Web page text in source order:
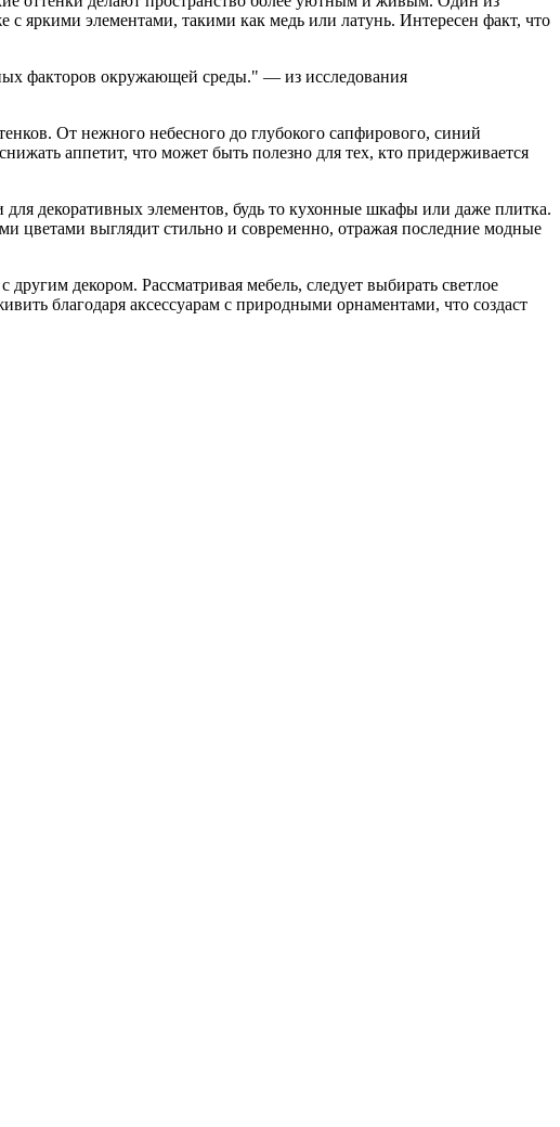
яркими элементами, такими как медь или латунь. Интересен факт, что
факторов окружающей среды." — из исследования
От нежного небесного до глубокого сапфирового, синий
аппетит, что может быть полезно для тех, кто придерживается
декоративных элементов, будь то кухонные шкафы или даже плитка.
цветами выглядит стильно и современно, отражая последние модные
декором. Рассматривая мебель, следует выбирать светлое
благодаря аксессуарам с природными орнаментами, что создаст